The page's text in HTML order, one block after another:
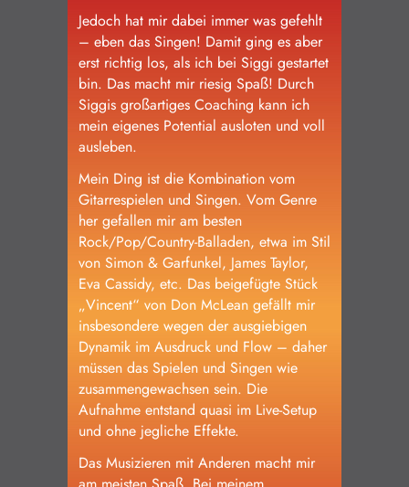
Jedoch hat mir dabei immer was gefehlt
– eben das Singen! Damit ging es aber
erst richtig los, als ich bei Siggi gestartet
bin. Das macht mir riesig Spaß! Durch
Siggis großartiges Coaching kann ich
mein eigenes Potential ausloten und voll
ausleben.
Mein Ding ist die Kombination vom
Gitarrespielen und Singen. Vom Genre
her gefallen mir am besten
Rock/Pop/Country-Balladen, etwa im Stil
von Simon & Garfunkel, James Taylor,
Eva Cassidy, etc. Das beigefügte Stück
„Vincent“ von Don McLean gefällt mir
insbesondere wegen der ausgiebigen
Dynamik im Ausdruck und Flow – daher
müssen das Spielen und Singen wie
zusammengewachsen sein. Die
Aufnahme entstand quasi im Live-Setup
und ohne jegliche Effekte.
Das Musizieren mit Anderen macht mir